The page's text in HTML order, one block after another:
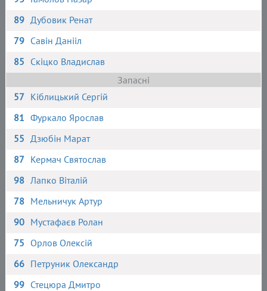
89 Дубовик Ренат
79 Савін Данііл
85 Скіцко Владислав
Запасні
57 Кіблицький Сергій
81 Фуркало Ярослав
55 Дзюбін Марат
87 Кермач Святослав
98 Лапко Віталій
78 Мельничук Артур
90 Мустафаєв Ролан
75 Орлов Олексій
66 Петруник Олександр
99 Стецюра Дмитро